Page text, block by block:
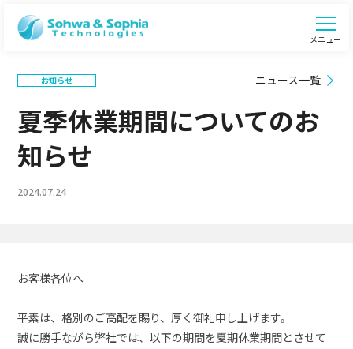
メニュー
お知らせ ニュース一覧
夏季休業期間についてのお
知らせ
2024.07.24
お客様各位へ
平素は、格別のご高配を賜り、厚く御礼申し上げます。
誠に勝手ながら弊社では、以下の期間を夏期休業期間とさせて